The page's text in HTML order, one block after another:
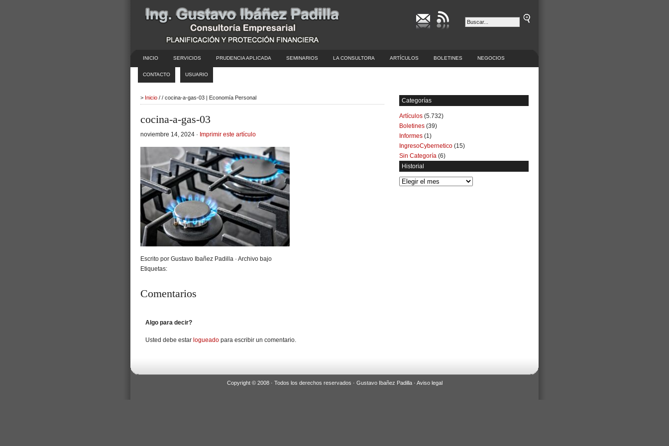
INICIO SERVICIOS PRUDENCIA APLICADA SEMINARIOS LA CONSULTORA ARTÍCULOS BOLETINES NEGOCIOS
CONTACTO USUARIO
> Inicio / / cocina-a-gas-03 | Economía Personal
cocina-a-gas-03
noviembre 14, 2024 · Imprimir este artículo
Escrito por Gustavo Ibañez Padilla · Archivo bajo
Etiquetas:
Comentarios
Algo para decir?
Usted debe estar logueado para escribir un comentario.
Categorías
Artículos (5.732)
Boletines (39)
Informes (1)
IngresoCybernetico (15)
Sin Categoría (6)
Historial
Historial
Copyright © 2008 · Todos los derechos reservados · Gustavo Ibañez Padilla · Aviso legal